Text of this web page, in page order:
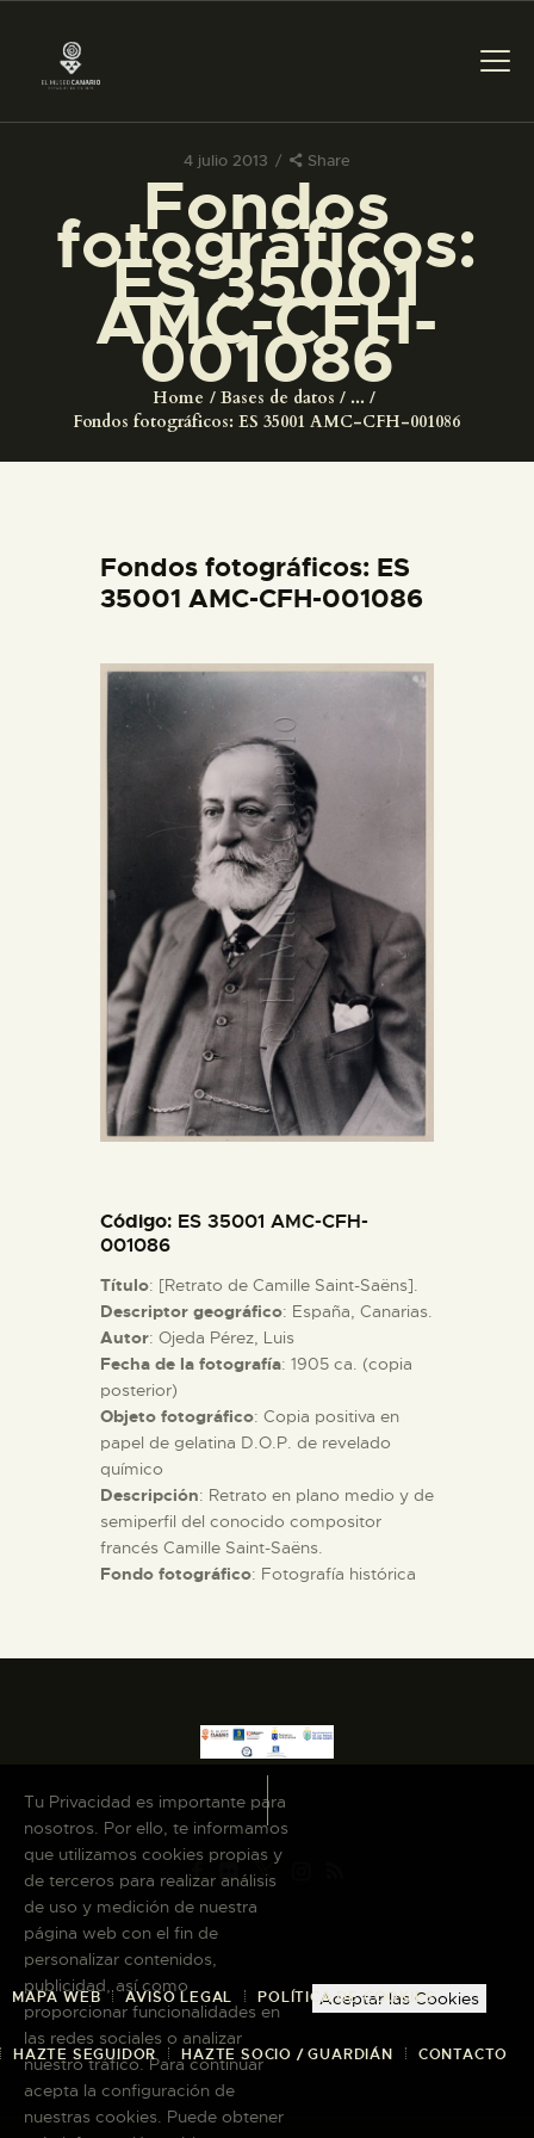
4 julio 2013 Share
Fondos
fotográficos:
ES 35001
AMC-CFH-
001086
Home Bases de datos
...
Fondos fotográficos: ES 35001 AMC-CFH-001086
PREPARAR LA VISITA
ACTIVIDADES
█
EL MUSEO
DIDÁCTICA
PREPARAR LA VISITA
ACTIVIDADES
EL MUSEO
COLECCIONES
DIDÁCTICA
ESPAÑOL
Fondos fotográficos: ES
35001 AMC-CFH-001086
Código: ES 35001 AMC-CFH-
001086
Título: [Retrato de Camille Saint-Saëns].
Descriptor geográfico: España, Canarias.
Autor: Ojeda Pérez, Luis
Fecha de la fotografía: 1905 ca. (copia
posterior)
Objeto fotográfico: Copia positiva en
papel de gelatina D.O.P. de revelado
químico
Descripción: Retrato en plano medio y de
semiperfil del conocido compositor
francés Camille Saint-Saëns.
Fondo fotográfico: Fotografía histórica
MAPA WEB AVISO LEGAL POLÍTICA DE COOKIES
HAZTE SEGUIDOR HAZTE SOCIO / GUARDIÁN CONTACTO
Tu Privacidad es importante para
nosotros. Por ello, te informamos
que utilizamos cookies propias y
de terceros para realizar análisis
de uso y medición de nuestra
página web con el fin de
personalizar contenidos,
publicidad, así como
proporcionar funcionalidades en
las redes sociales o analizar
nuestro tráfico. Para continuar
acepta la configuración de
nuestras cookies. Puede obtener
Aceptar las Cookies